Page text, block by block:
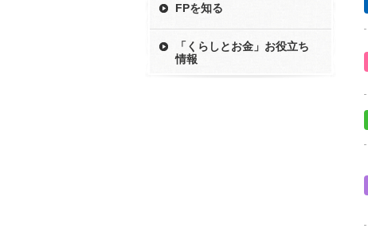
FPを知る
「くらしとお金」お役立ち
情報